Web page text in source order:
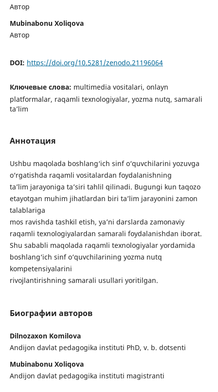
Автор
Mubinabonu Xoliqova
Автор
DOI: https://doi.org/10.5281/zenodo.21196064
Ключевые слова: multimedia vositalari, onlayn
platformalar, raqamli texnologiyalar, yozma nutq, samarali
ta’lim
Аннотация
Ushbu maqolada boshlang‘ich sinf o‘quvchilarini yozuvga
o‘rgatishda raqamli vositalardan foydalanishning
ta’lim jarayoniga ta’siri tahlil qilinadi. Bugungi kun taqozo
etayotgan muhim jihatlardan biri ta’lim jarayonini zamon
talablariga
mos ravishda tashkil etish, ya’ni darslarda zamonaviy
raqamli texnologiyalardan samarali foydalanishdan iborat.
Shu sababli maqolada raqamli texnologiyalar yordamida
boshlang‘ich sinf o‘quvchilarining yozma nutq
kompetensiyalarini
rivojlantirishning samarali usullari yoritilgan.
Биографии авторов
Dilnozaxon Komilova
Andijon davlat pedagogika instituti PhD, v. b. dotsenti
Mubinabonu Xoliqova
Andijon davlat pedagogika instituti magistranti